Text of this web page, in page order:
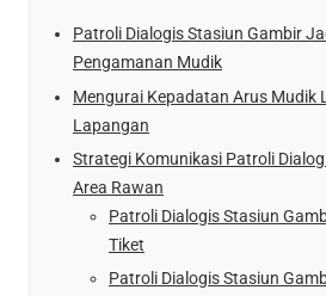
Patroli Dialogis Stasiun Gambir
Pengamanan Mudik
Mengurai Kepadatan Arus Mudik
Lapangan
Strategi Komunikasi Patroli
Area Rawan
Patroli Dialogis Stasiun
Tiket
Patroli Dialogis Stasiun